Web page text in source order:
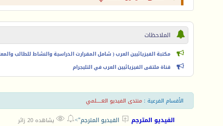
الملاحظات
مكتبة الفيزيائيين العرب ( شامل المقرارت الدراسية والنشاط للطالب
قناة ملتقى الفيزيائيين العرب في التليجرام
الأقسام الفرعية :منتدى الفيديو العـــــلمي
الفيديو المترجم  الفيديو المترجم">
 يشاهده 20 زائر